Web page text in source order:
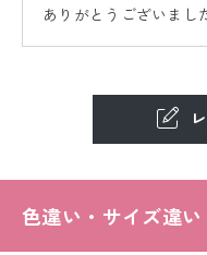
ありがとうございまし
色違い・サイズ違い